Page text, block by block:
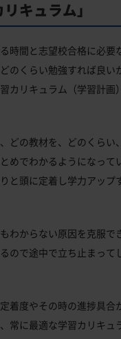
キュラム」
時間と志望校合格に必要
のくらい勉強すれば良い
カリキュラム（学習計画
どの教材を、どのくらい
めでわかるようになって
と頭に定着し学力アップ
わからない原因を克服で
ので途中で立ち止まって
着度やその時の進捗具合
常に最適な学習カリキュ